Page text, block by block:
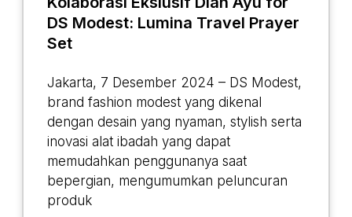
DS Modest: Lumina Travel Prayer
Set
Jakarta, 7 Desember 2024 – DS Modest,
brand fashion modest yang dikenal
dengan desain yang nyaman, stylish serta
inovasi alat ibadah yang dapat
memudahkan penggunanya saat
bepergian, mengumumkan peluncuran
produk